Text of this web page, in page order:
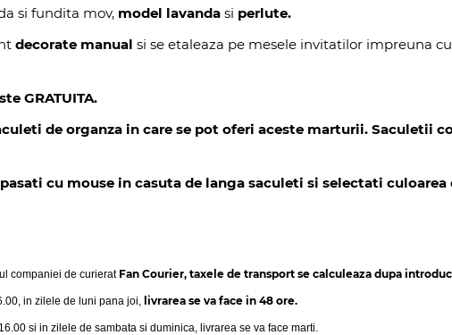
si fundita mov, model lavanda si perlute.
decorate manual si se etaleaza pe mesele invitatilor impreuna
GRATUITA.
de organza in care se pot oferi aceste marturii. Saculetii
cu mouse in casuta de langa saculeti si selectati culoarea
companiei de curieratFan Courier, taxele de transport se calculeaza dupa
in zilele de luni pana joi, livrarea se va face in 48 ore.
si in zilele de sambata si duminica, livrarea se va face marti.